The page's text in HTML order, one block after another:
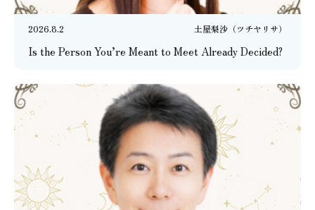
2026.8.2 土屋梨沙（ツチヤリサ）
Is the Person You’re Meant to Meet Already Decided?